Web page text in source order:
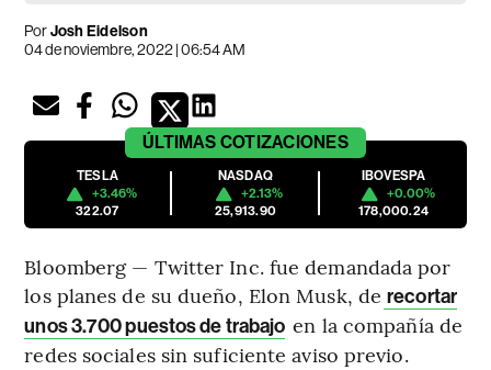
PorJosh Eidelson
04 de noviembre, 2022 | 06:54 AM
ÚLTIMAS COTIZACIONES
TESLA
+3.46%
322.07
NASDAQ
+2.13%
25,913.90
IBOVESPA
+0.00%
178,000.24
Bloomberg — Twitter Inc. fue demandada por
los planes de su dueño, Elon Musk, de recortar
unos 3.700 puestos de trabajo en la compañía de
redes sociales sin suficiente aviso previo.